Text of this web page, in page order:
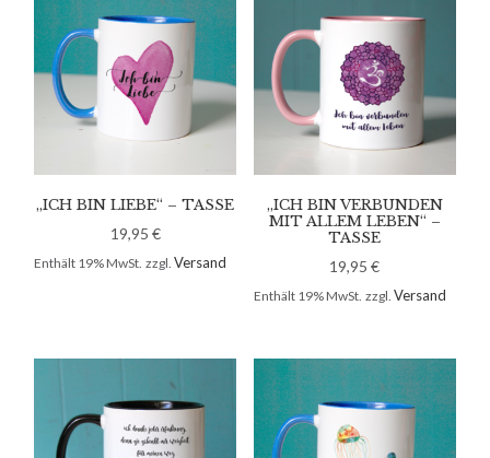
„ICH BIN LIEBE“ – TASSE
19,95 €
Enthält 19% MwSt. zzgl.Versand
„ICH BIN VERBUNDEN
MIT ALLEM LEBEN“ –
TASSE
19,95€
Enthält 19% MwSt. zzgl. Versand